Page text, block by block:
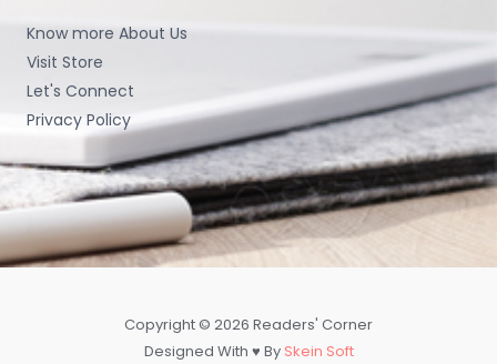
Know more About Us
Visit Store
Let's Connect
Privacy Policy
Copyright © 2026 Readers' Corner
Designed With ♥ By Skein Soft